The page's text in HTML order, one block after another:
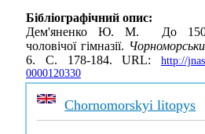
Бібліографічний опис:
Дем'яненко Ю. М. До 150-
чоловічої гімназії.
6. С. 178-184. URL: http://
0000120330
Chornomorskyi litopys